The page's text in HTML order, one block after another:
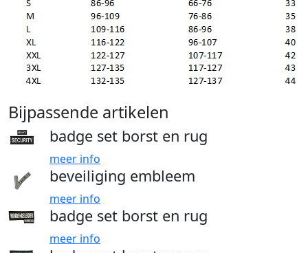
Bijpassende artikelen
badge set borst en rug
meer info
beveiliging embleem
meer info
badge set borst en rug
meer info